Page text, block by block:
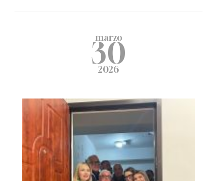
marzo
30
2026